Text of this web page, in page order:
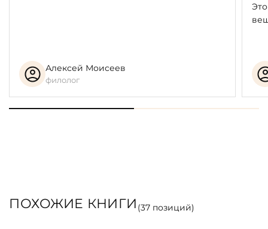
Алексей Моисеев
филолог
ПОХОЖИЕ КНИГИ (37позиций)